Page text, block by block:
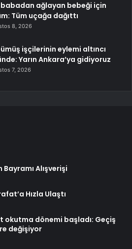
ağlayan bebeği için
Tüm uçağa dağıttı
8, 2026
işçilerinin eylemi altıncı
Yarın Ankara’ya gidiyoruz
7, 2026
Alışverişi
Hızla Ulaştı
okutma dönemi başladı: Geçiş
değişiyor